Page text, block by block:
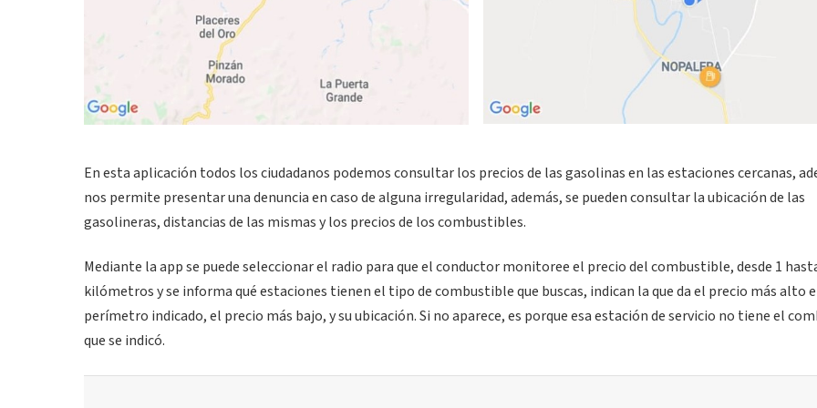
En esta aplicación todos los ciudadanos podemos consultar los precios de las gasolinas en las estaciones cercanas,
nos permite presentar una denuncia en caso de alguna irregularidad, además, se pueden consultar la ubicación de las
gasolineras, distancias de las mismas y los precios de los combustibles.
Mediante la app se puede seleccionar el radio para que el conductor monitoree el precio del combustible, desde 1
kilómetros y se informa qué estaciones tienen el tipo de combustible que buscas, indican la que da el precio más alto
perímetro indicado, el precio más bajo, y su ubicación. Si no aparece, es porque esa estación de servicio no tiene el
que se indicó.